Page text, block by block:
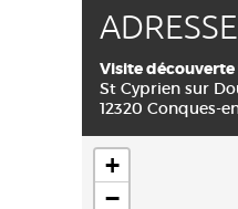
ADRESSE
Visite découverte
St Cyprien sur
12320 Conques-
+
−